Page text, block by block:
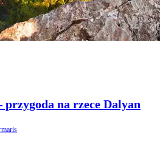
przygoda na rzece Dalyan